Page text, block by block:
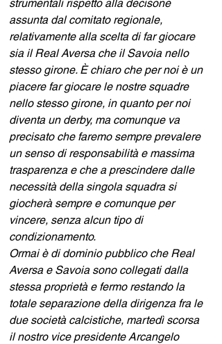
strumentali rispetto alla decisone
assunta dal comitato regionale,
relativamente alla scelta di far giocare
sia il Real Aversa che il Savoia nello
stesso girone. È chiaro che per noi è un
piacere far giocare le nostre squadre
nello stesso girone, in quanto per noi
diventa un derby, ma comunque va
precisato che faremo sempre prevalere
un senso di responsabilità e massima
trasparenza e che a prescindere dalle
necessità della singola squadra si
giocherà sempre e comunque per
vincere, senza alcun tipo di
condizionamento.
Ormai è di dominio pubblico che Real
Aversa e Savoia sono collegati dalla
stessa proprietà e fermo restando la
totale separazione della dirigenza fra le
due società calcistiche, martedì scorsa
il nostro vice presidente Arcangelo